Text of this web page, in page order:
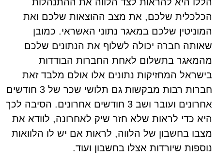
הכלכלית שלכם, את מצב ההוצאות שלכם ואת
המוניטין שלכם במאגר נתוני האשראי. כמובן
שאותה חברה יכולה לשלוף את הנתונים שלכם
מהמאגר בתשלום לאחת החברות הבודדות
בישראל המחזיקות נתונים אלו אולם מלבד זאת
חברות רבות מבקשות גם תלושי שכר של 3 חודשים
אחרונים ועובר ושב 3 חודשים אחרונים. הסיבה לכך
היא כדי לראות שלא חזר שיק לאחרונה, לוודא את
מצבו בחשבון של הלווה, לראות אם יש לו הלוואות
נוספות שיורדות אצלו בחשבון ועוד.